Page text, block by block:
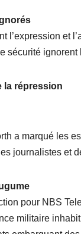
l’expression et
sécurité
la répression
a marqué les
journalistes et
pour NBS
militaire